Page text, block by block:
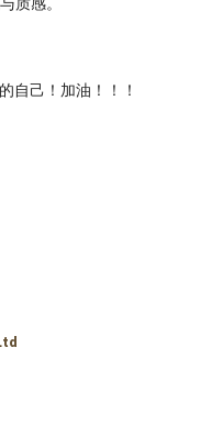
质感。
自己！加油！！！